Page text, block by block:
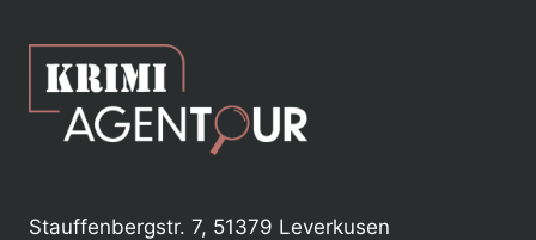
Stauffenbergstr. 7, 51379 Leverkusen